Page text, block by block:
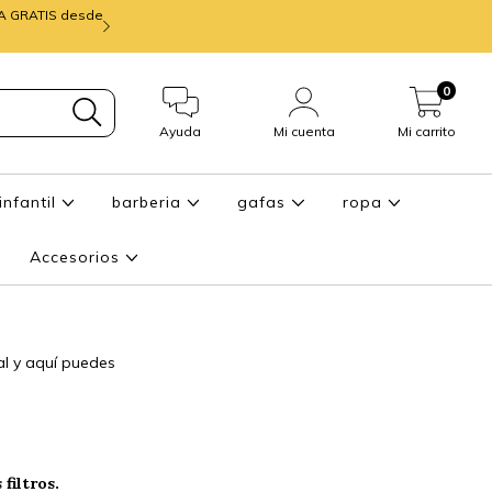
GRATIS desde
Ayuda Mi cuenta Mi carrito
0
infantil barberia gafas ropa
Accesorios
y aquí puedes
filtros.